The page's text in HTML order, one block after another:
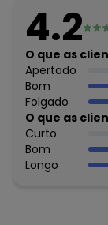
4.2
O que as
Apertado
Bom
Folgado
O que as
Curto
Bom
Longo